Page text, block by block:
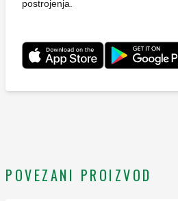
postrojenja.
POVEZANI PROIZVOD